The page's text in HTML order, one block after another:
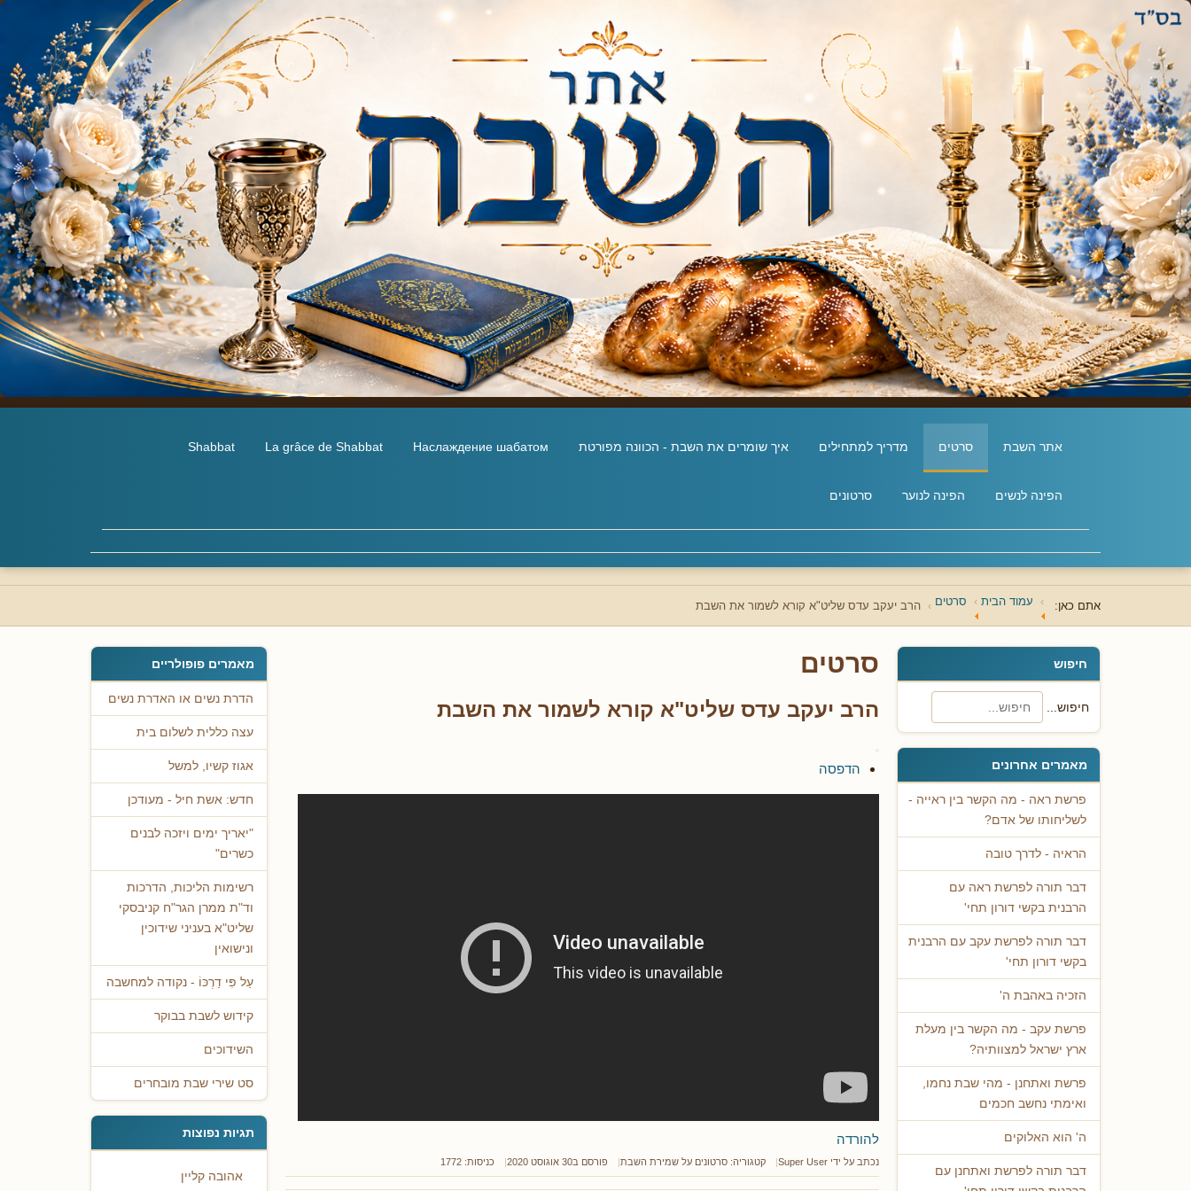
אתר השבת סרטים מדריך למתחילים איך שומרים את השבת - הכוונה מפורטת Наслаждение шабатом
La grâce de Shabbat
Shabbat
הפינה לנשים הפינה לנוער סרטונים
אתם כאן: עמוד הבית סרטים הרב יעקב עדס שליט"א קורא לשמור את השבת
חיפוש
חיפוש...
מאמרים אחרונים
פרשת ראה - מה הקשר בין ראייה -
לשליחותו של אדם?
הראיה - לדרך טובה
דבר תורה לפרשת ראה עם
הרבנית בקשי דורון תחי'
דבר תורה לפרשת עקב עם הרבנית
בקשי דורון תחי'
הזכיה באהבת ה'
פרשת עקב - מה הקשר בין מעלת
ארץ ישראל למצוותיה?
פרשת ואתחנן - מהי שבת נחמו,
ואימתי נחשב חכמים
ה' הוא האלוקים
דבר תורה לפרשת ואתחנן עם
סרטים
הרב יעקב עדס שליט"א קורא לשמור את השבת
הדפסה
להורדה
נכתב על ידי Super User קטגוריה: סרטונים על שמירת השבת פורסם ב30 אוגוסט 2020 כניסות: 1772
מאמרים פופולריים
הדרת נשים או האדרת נשים
עצה כללית לשלום בית
אגוז קשיו, למשל
חדש: אשת חיל - מעודכן
"יאריך ימים ויזכה לבנים
כשרים"
רשימות הליכות, הדרכות
וד"ת ממרן הגר"ח קניבסקי
שליט"א בעניני שידוכין
ונישואין
עַל פִּי דַרְכּוֹ - נקודה למחשבה
קידוש לשבת בבוקר
השידוכים
סט שירי שבת מובחרים
תגיות נפוצות
אהובה קליין